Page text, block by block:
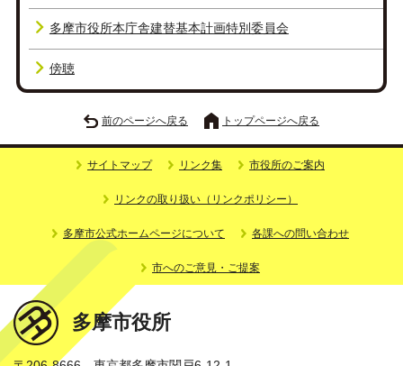
多摩市役所本庁舎建替基本計画特別委員会
傍聴
前のページへ戻る トップページへ戻る
サイトマップ リンク集 市役所のご案内
リンクの取り扱い（リンクポリシー）
多摩市公式ホームページについて 各課への問い合わせ
市へのご意見・ご提案
多摩市役所